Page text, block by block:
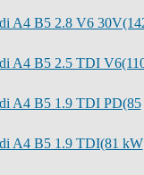
A4 B5 2.8 V6
A4 B5 2.5 TDI
A4 B5 1.9 TDI PD(85
A4 B5 1.9 TDI(81 kW